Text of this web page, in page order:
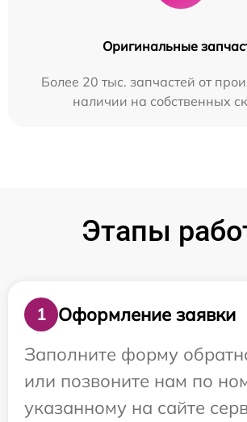
Оригинальные
Более 20 тыс. запчастей от
наличии на собственных
Этапы
1
Оформление заявки
Заполните форму
или позвоните нам по
указанному на сайте